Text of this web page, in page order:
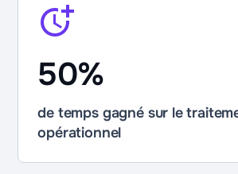
50%
de temps gagné sur le
opérationnel